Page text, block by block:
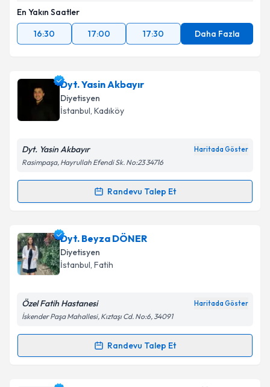
En Yakın Saatler
16:30
17:00 17:30 Daha Fazla
Dyt. Yasin Akbayır
Diyetisyen
İstanbul, Kadıköy
Dyt. Yasin Akbayır Haritada Göster
Rasimpaşa, Hayrullah Efendi Sk. No:23 34716
Randevu Talep Et
Randevu Takvimi Talebi
Dyt. Yasin Akbayıriçin randevu takvimi talebi
oluşturun. Size bu uzmandan randevu almanız için bir
takvim hazırlandığında e-posta ile bilgilendireceğiz.
Kişisel verilerimin işlenmesine ilişkin
Metni'ni okudum ve kişisel verilerimin belirtilen
Dyt. Beyza DÖNER
Diyetisyen
İstanbul, Fatih
Özel Fatih Hastanesi Haritada Göster
İskender Paşa Mahallesi, Kıztaşı Cd. No:6, 34091
Randevu Talep Et
Randevu Takvimi Talebi